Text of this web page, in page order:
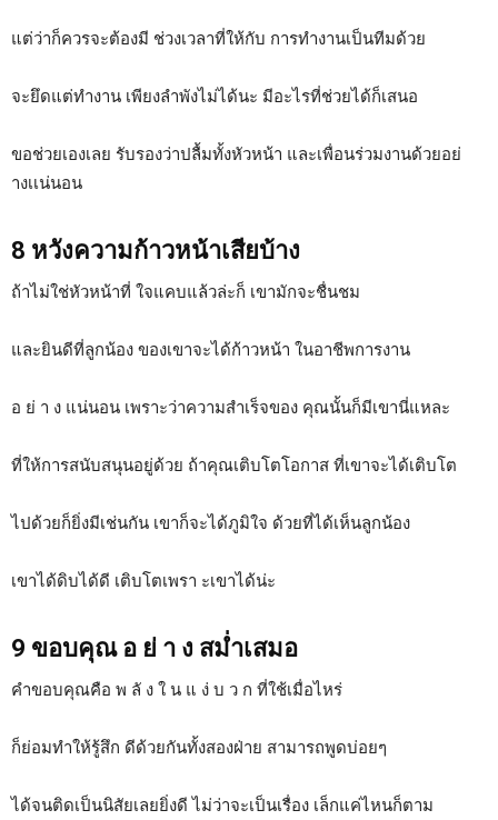
แต่ว่าก็ควรจะต้องมี ช่วงเวลาที่ให้กับ การทำงานเป็นทีมด้วย
จะยึดแต่ทำงาน เพียงลำพังไม่ได้นะ มีอะไรที่ช่วยได้ก็เสนอ
ขอช่วยเองเลย รับรองว่าปลื้มทั้งหัวหน้า และเพื่อนร่วมงานด้วยอย่
างเเน่นอน
8 หวังความก้าวหน้าเสียบ้าง
ถ้าไม่ใช่หัวหน้าที่ ใจแคบแล้วล่ะก็ เขามักจะชื่นชม
และยินดีที่ลูกน้อง ของเขาจะได้ก้าวหน้า ในอาชีพการงาน
อ ย่ า ง แน่นอน เพราะว่าความสำเร็จของ คุณนั้นก็มีเขานี่แหละ
ที่ให้การสนับสนุนอยู่ด้วย ถ้าคุณเติบโตโอกาส ที่เขาจะได้เติบโต
ไปด้วยก็ยิ่งมีเช่นกัน เขาก็จะได้ภูมิใจ ด้วยที่ได้เห็นลูกน้อง
เขาได้ดิบได้ดี เติบโตเพรา ะเขาได้น่ะ
9 ขอบคุณ อ ย่ า ง สม่ำเสมอ
คำขอบคุณคือ พ ลั ง ใ น แ ง่ บ ว ก ที่ใช้เมื่อไหร่
ก็ย่อมทำให้รู้สึก ดีด้วยกันทั้งสองฝ่าย สามารถพูดบ่อยๆ
ได้จนติดเป็นนิสัยเลยยิ่งดี ไม่ว่าจะเป็นเรื่อง เล็กแค่ไหนก็ตาม